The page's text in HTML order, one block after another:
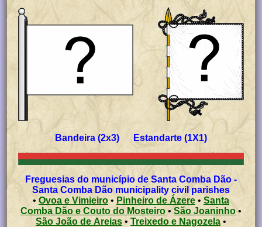
Bandeira (2x3) Estandarte (1X1)
Freguesias do município de Santa Comba Dão -
Santa Comba Dão municipality civil parishes
• Ovoa e Vimieiro • Pinheiro de Ázere • Santa
Comba Dão e Couto do Mosteiro •São Joaninho •
São João de Areias • Treixedo e Nagozela •